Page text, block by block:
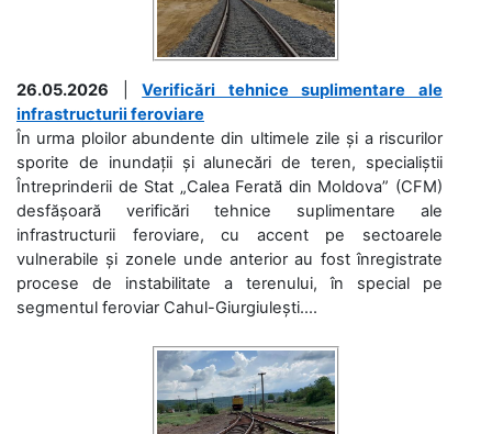
26.05.2026 |Verificări tehnice suplimentare ale
infrastructurii feroviare
În urma ploilor abundente din ultimele zile și a riscurilor
sporite de inundații și alunecări de teren, specialiștii
Întreprinderii de Stat „Calea Ferată din Moldova” (CFM)
desfășoară verificări tehnice suplimentare ale
infrastructurii feroviare, cu accent pe sectoarele
vulnerabile și zonele unde anterior au fost înregistrate
procese de instabilitate a terenului, în special pe
segmentul feroviar Cahul-Giurgiulești....